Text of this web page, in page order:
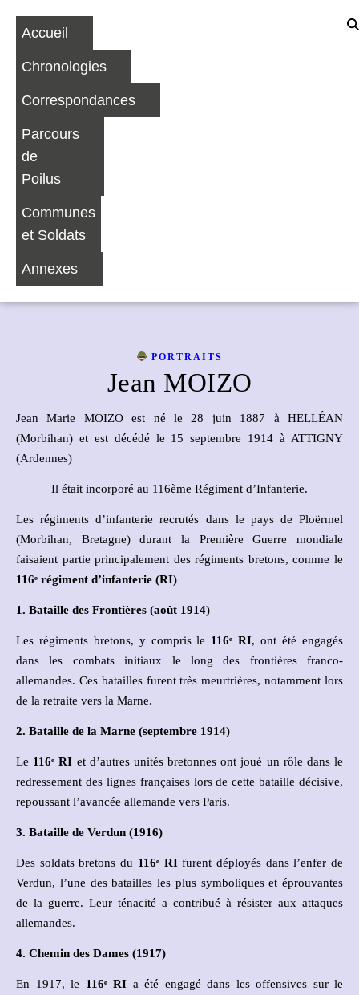
Accueil
Chronologies
Correspondances
Parcours
de
Poilus
Communes
et Soldats
Annexes
PORTRAITS
Jean MOIZO
Jean Marie MOIZO est né le 28 juin 1887 à HELLÉAN
(Morbihan) et est décédé le 15 septembre 1914 à ATTIGNY
(Ardennes)
Il était incorporé au 116ème Régiment d’Infanterie.
Les régiments d’infanterie recrutés dans le pays de Ploërmel
(Morbihan, Bretagne) durant la Première Guerre mondiale
faisaient partie principalement des régiments bretons, comme le
116ᵉ régiment d’infanterie (RI)
1. Bataille des Frontières (août 1914)
Les régiments bretons, y compris le 116ᵉ RI, ont été engagés
dans les combats initiaux le long des frontières franco-
allemandes. Ces batailles furent très meurtrières, notamment lors
de la retraite vers la Marne.
2. Bataille de la Marne (septembre 1914)
Le 116ᵉ RI et d’autres unités bretonnes ont joué un rôle dans le
redressement des lignes françaises lors de cette bataille décisive,
repoussant l’avancée allemande vers Paris.
3. Bataille de Verdun (1916)
Des soldats bretons du 116ᵉRIfurent déployés dans l’enfer de
Verdun, l’une des batailles les plus symboliques et éprouvantes
de la guerre. Leur ténacité a contribué à résister aux attaques
allemandes.
4. Chemin des Dames (1917)
En 1917, le 116ᵉRI a été engagé dans les offensives sur le